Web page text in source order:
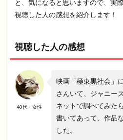
と、気になると思いますので、実
視聴した人の感想を紹介します！
視聴した人の感想
40代・女性
映画「極東黒社会」
さんいて、ジャニー
ネットで調べてみた
書いてあって、作品
した。